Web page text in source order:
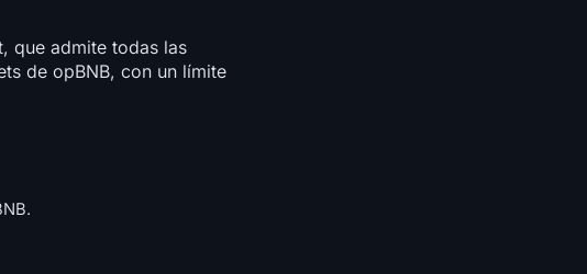
que admite todas las
de opBNB, con un límite